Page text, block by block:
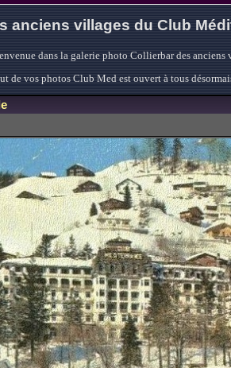
anciens villages du Club
dans la galerie photo Collierbar des anciens
de vos photos Club Med est ouvert à tous